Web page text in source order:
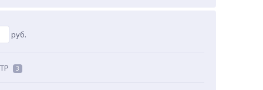
руб.
3